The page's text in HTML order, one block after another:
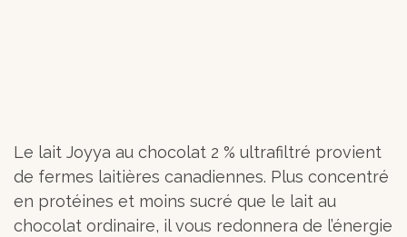
Le lait Joyya au chocolat 2 % ultrafiltré provient
de fermes laitières canadiennes. Plus concentré
en protéines et moins sucré que le lait au
chocolat ordinaire, il vous redonnera de l’énergie